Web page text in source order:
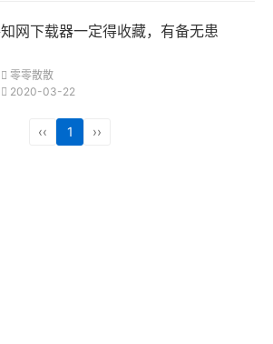
知网下载器一定得收藏，有备无患
零零散散
2020-03-22
‹‹ 1 ››